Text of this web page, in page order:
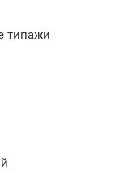
типажи